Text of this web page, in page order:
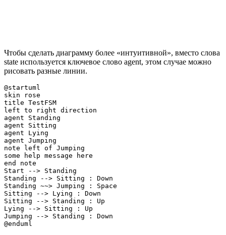
Чтобы сделать диаграмму более «интуитивной», вместо слова
state используется ключевое слово agent, этом случае можно
рисовать разные линии.
@startuml
skin rose
title TestFSM
left to right direction
agent Standing
agent Sitting
agent Lying
agent Jumping
note left of Jumping
some help message here
end note
Start --> Standing
Standing --> Sitting : Down
Standing ~~> Jumping : Space
Sitting --> Lying : Down
Sitting --> Standing : Up
Lying --> Sitting : Up
Jumping --> Standing : Down
@enduml